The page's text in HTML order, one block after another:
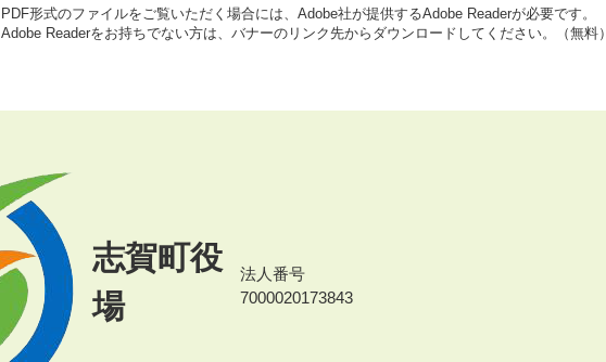
PDF形式のファイルをご覧いただく場合には、Adobe社が提供するAdobe Readerが必要です。
Adobe Readerをお持ちでない方は、バナーのリンク先からダウンロードしてください。（無料）
志賀町役
場
法人番号
7000020173843